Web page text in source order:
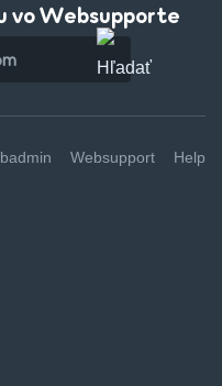
vo Websupporte
Websupport Help